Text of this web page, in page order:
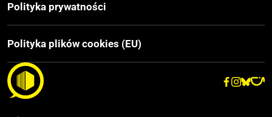
Cena Okładkowa
20.00 zł
Polityka prywatności
Polityka plików cookies (EU)